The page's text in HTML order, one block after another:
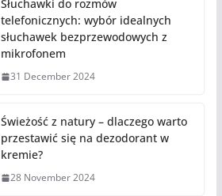
Słuchawki do rozmów
telefonicznych: wybór idealnych
słuchawek bezprzewodowych z
mikrofonem
31 December 2024
Świeżość z natury – dlaczego warto
przestawić się na dezodorant w
kremie?
28 November 2024